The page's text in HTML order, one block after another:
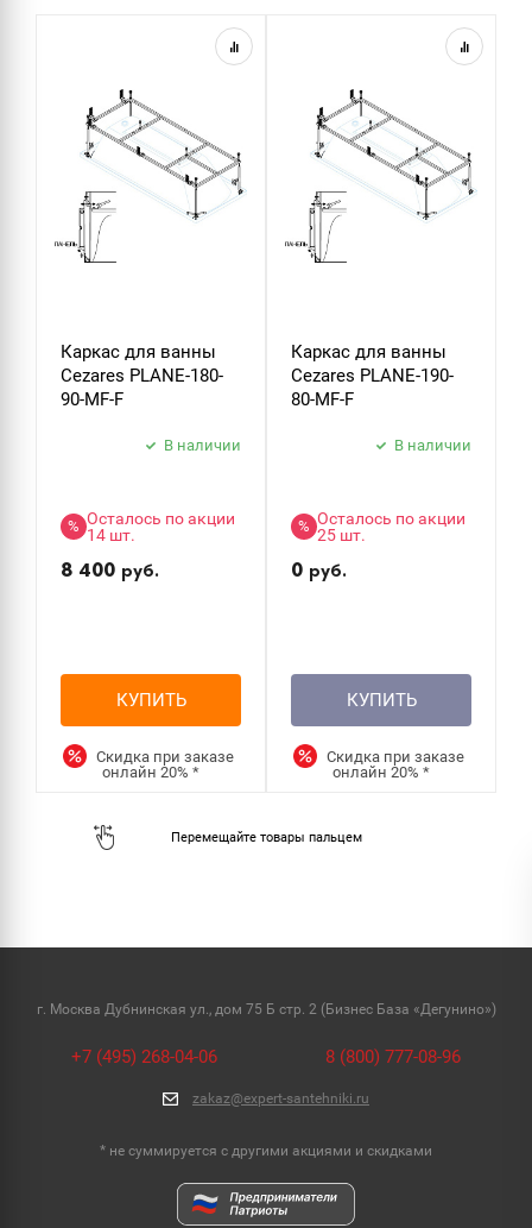
Каркас для ванны
Cezares PLANE-180-
90-MF-F
В наличии
% Осталось по акции
14 шт.
8 400 руб.
КУПИТЬ
Скидка при заказе
онлайн20%*
Каркас для ванны
Cezares PLANE-190-
80-MF-F
В наличии
% Осталось по акции
25 шт.
0 руб.
КУПИТЬ
Скидка при заказе
онлайн20%*
г. Москва Дубнинская ул., дом 75 Б стр. 2 (Бизнес База «Дегунино»)
+7 (495) 268-04-06 8 (800) 777-08-96
zakaz@expert-santehniki.ru
* не суммируется с другими акциями и скидками